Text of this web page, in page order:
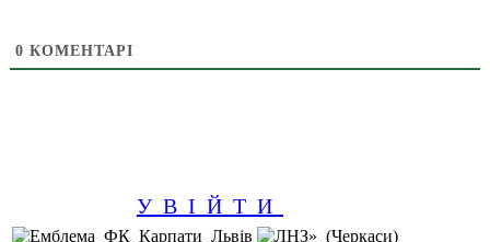
0 КОМЕНТАРІ
УВІЙТИ